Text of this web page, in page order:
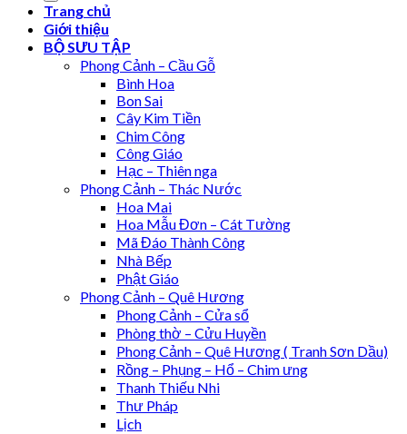
Trang chủ
Giới thiệu
BỘ SƯU TẬP
Phong Cảnh – Cầu Gỗ
Bình Hoa
Bon Sai
Cây Kim Tiền
Chim Công
Công Giáo
Hạc – Thiên nga
Phong Cảnh – Thác Nước
Hoa Mai
Hoa Mẫu Đơn – Cát Tường
Mã Đáo Thành Công
Nhà Bếp
Phật Giáo
Phong Cảnh – Quê Hương
Phong Cảnh – Cửa sổ
Phòng thờ – Cửu Huyền
Phong Cảnh – Quê Hương ( Tranh Sơn Dầu)
Rồng – Phụng – Hổ – Chim ưng
Thanh Thiếu Nhi
Thư Pháp
Lịch